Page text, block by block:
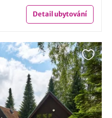
Detailubytování